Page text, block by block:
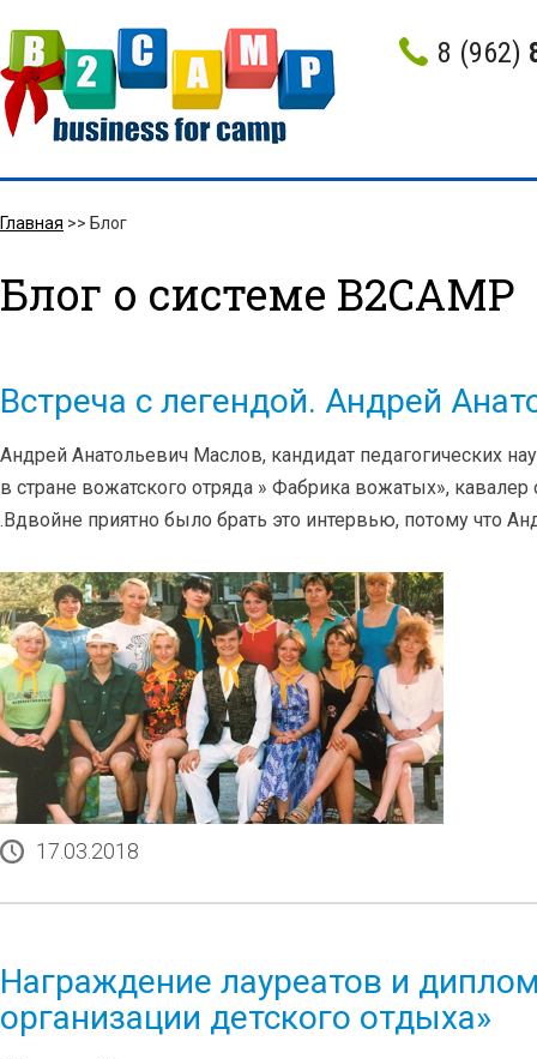
8 (962)
Главная >> Блог
Блог о системе B2CAMP
Встреча с легендой. Андрей
Андрей Анатольевич Маслов, кандидат педагогических
в стране вожатского отряда » Фабрика вожатых»,
.Вдвойне приятно было брать это интервью, потому что
17.03.2018
Награждение лауреатов и
организации детского отдыха»